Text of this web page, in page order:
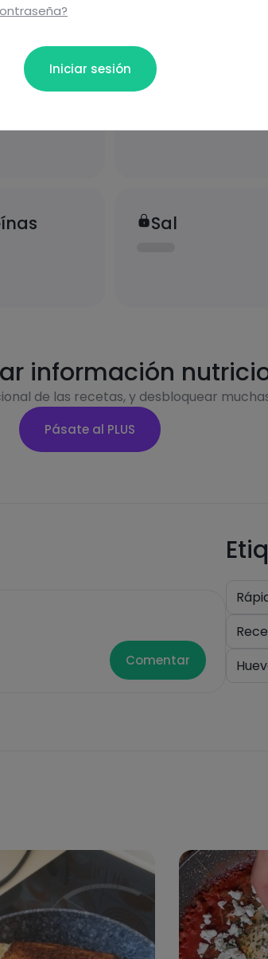
Sal
información
de las recetas, y desbloquear
Pásate al PLUS
Comentar
Iniciar sesión